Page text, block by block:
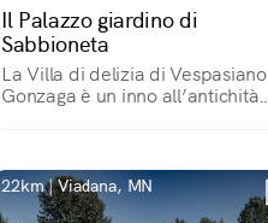
Il Palazzo giardino di
Sabbioneta
La Villa di delizia di Vespasiano
Gonzaga è un inno all’antichità
22km | Viadana, MN